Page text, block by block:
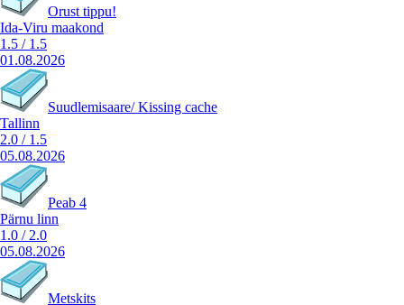
Orust tippu!
Ida-Viru maakond
1.5 / 1.5
01.08.2026
Suudlemisaare/ Kissing cache
Tallinn
2.0 / 1.5
05.08.2026
Peab 4
Pärnu linn
1.0 / 2.0
05.08.2026
Metskits